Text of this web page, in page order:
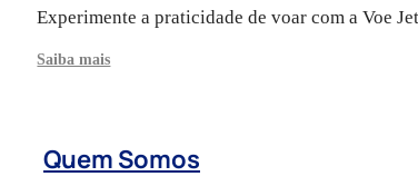
Experimente a praticidade de voar com a Voe
Saiba mais
Quem Somos